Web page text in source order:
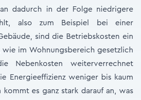
dadurch in der Folge niedrigere
also zum Beispiel bei einer
sind die Betriebskosten ein
wie im Wohnungsbereich gesetzlich
Nebenkosten weiterverrechnet
Energieeffizienz weniger bis kaum
kommt es ganz stark darauf an, was